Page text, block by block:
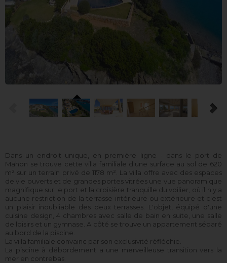
Dans un endroit unique, en première ligne - dans le port de
Mahon se trouve cette villa familiale d'une surface au sol de 620
m² sur un terrain privé de 1178 m². La villa offre avec des espaces
de vie ouverts et de grandes portes vitrées une vue panoramique
magnifique sur le port et la croisière tranquille du voilier, où il n'y a
aucune restriction de la terrasse intérieure ou extérieure et c'est
un plaisir inoubliable des deux terrasses. L'objet, équipé d'une
cuisine design, 4 chambres avec salle de bain en suite, une salle
de loisirs et un gymnase. A côté se trouve un appartement séparé
au bord de la piscine.
La villa familiale convainc par son exclusivité réfléchie.
La piscine à débordement a une merveilleuse transition vers la
mer en contrebas.